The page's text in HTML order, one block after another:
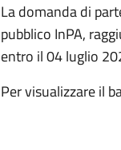
La domanda di
pubblico InPA,
entro il 04 luglio
Per visualizzare il